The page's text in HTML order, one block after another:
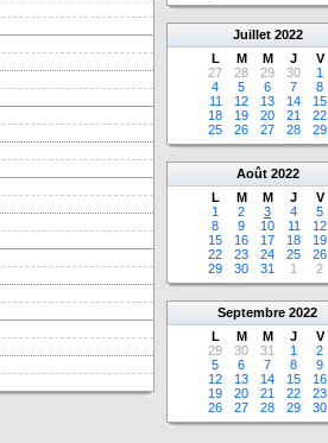
Juillet 2022
L
M M J
V
27
28 29 30
1
4
5 6 7
8
11
12 13 14
15
18
19 20 21
22
25
26 27 28 29
Août 2022
L
M M J
V
1
2 3 4
5
8
9 10 11
12
15
16 17 18
19
22
23 24 25
26
29
30 31 1 2
Septembre 2022
L
M M J
V
29
30 31 1
2
5
6 7 8
9
12
13 14 15
16
19
20 21 22
23
26
27 28 29 30